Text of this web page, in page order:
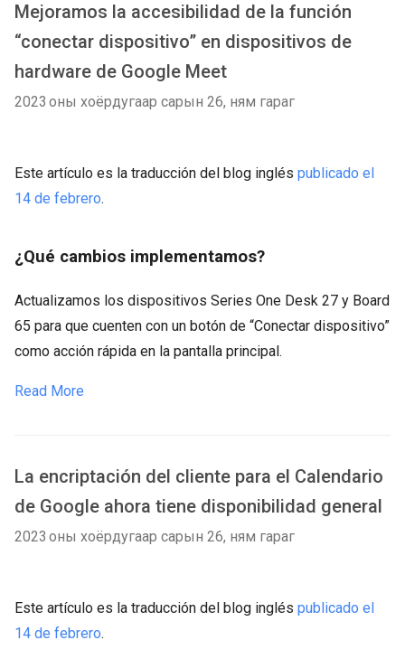
Mejoramos la accesibilidad de la función
“conectar dispositivo” en dispositivos de
hardware de Google Meet
2023 оны хоёрдугаар сарын 26, ням гараг
Este artículo es la traducción del blog inglés publicado el
14 de febrero.
¿Qué cambios implementamos?
Actualizamos los dispositivos Series One Desk 27 y Board
65 para que cuenten con un botón de “Conectar dispositivo”
como acción rápida en la pantalla principal.
Read More
La encriptación del cliente para el Calendario
de Google ahora tiene disponibilidad general
2023 оны хоёрдугаар сарын 26, ням гараг
Este artículo es la traducción del blog inglés publicado el
14 de febrero.